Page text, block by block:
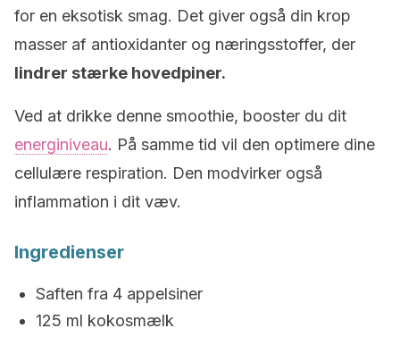
for en eksotisk smag. Det giver også din krop
masser af antioxidanter og næringsstoffer, der
lindrer stærke hovedpiner.
Ved at drikke denne smoothie, booster du dit
energiniveau. På samme tid vil den optimere dine
cellulære respiration. Den modvirker også
inflammation i dit væv.
Ingredienser
Saften fra 4 appelsiner
125 ml kokosmælk